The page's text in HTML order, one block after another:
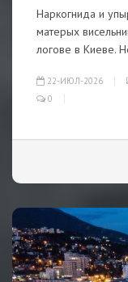
Наркогнида и
матерых
логове в Киеве.
22-ИЮЛ-2026
0